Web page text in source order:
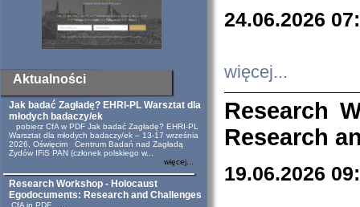
Aktualności
Jak badać Zagładę? EHRI-PL Warsztat dla
młodych badaczy/ek
pobierz CfA w PDF Jak badać Zagładę? EHRI-PL
Warsztat dla młodych badaczy/ek – 13-17 września
2026, Oświęcim Centrum Badań nad Zagładą
Żydów IFiS PAN (członek polskiego w...
więcej...
Research Workshop - Holocaust
Egodocuments: Research and Challenges
CfA in PDF ...
24.06.2026
więcej...
Research
Research
19.06.2026